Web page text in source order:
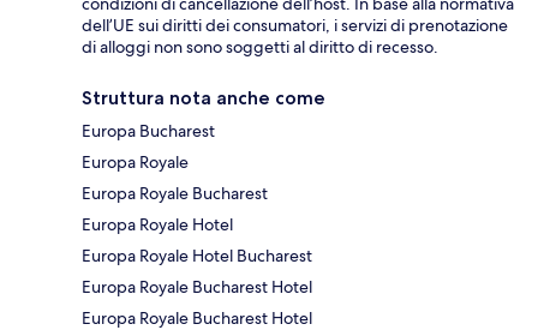
dell’UE sui diritti dei consumatori, i servizi di prenotazione
di alloggi non sono soggetti al diritto di recesso.
Struttura nota anche come
Europa Bucharest
Europa Royale
Europa Royale Bucharest
Europa Royale Hotel
Europa Royale Hotel Bucharest
Europa Royale Bucharest Hotel
Europa Royale Bucharest Hotel